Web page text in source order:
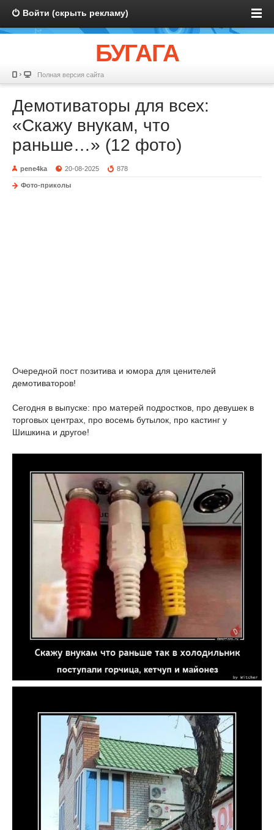
Войти (скрыть рекламу)
БУГАГА
Полная версия сайта
Демотиваторы для всех:
«Скажу внукам, что
раньше…» (12 фото)
pene4ka 20-08-2025 878
Фото-приколы
Очередной пост позитива и юмора для ценителей
демотиваторов!
Сегодня в выпуске: про матерей подростков, про девушек в
торговых центрах, про восемь бутылок, про кастинг у
Шишкина и другое!